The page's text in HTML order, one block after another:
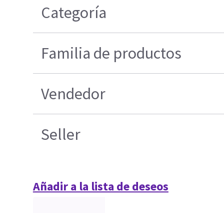
Categoría
Familia de productos
Vendedor
Seller
Añadir a la lista de deseos